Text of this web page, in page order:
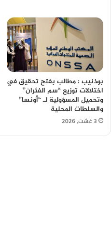
بوذنيب : مطالب بفتح تحقيق في
اختلالات توزيع “سم الفئران”
وتحميل المسؤولية لـ “أونسا”
والسلطات المحلية
3 غشت، 2026